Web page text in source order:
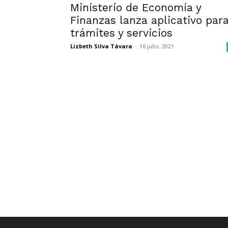
Ministerio de Economía y
Finanzas lanza aplicativo
trámites y servicios
Lizbeth Silva Távara - 16 julio, 2021